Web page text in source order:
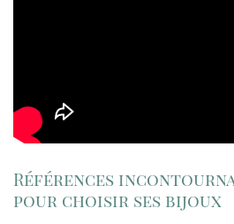
Références
pour choisir ses bijoux